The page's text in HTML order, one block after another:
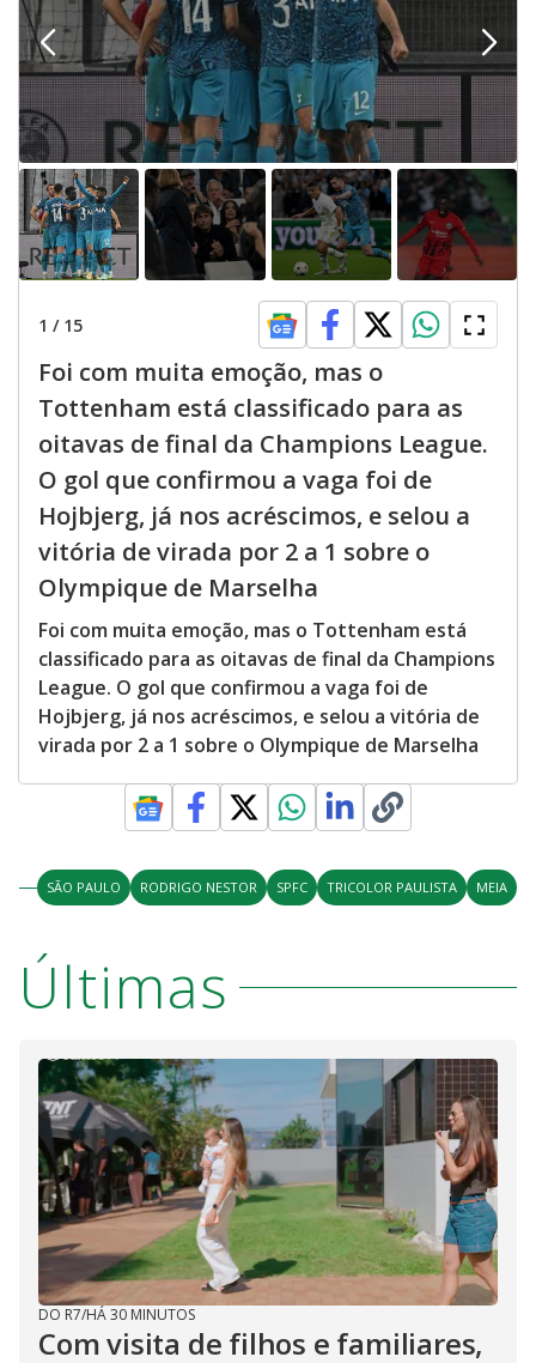
1 / 15
Foi com muita emoção, mas o
Tottenham está classificado para as
oitavas de final da Champions League.
O gol que confirmou a vaga foi de
Hojbjerg, já nos acréscimos, e selou a
vitória de virada por 2 a 1 sobre o
Olympique de Marselha
Foi com muita emoção, mas o Tottenham está
classificado para as oitavas de final da Champions
League. O gol que confirmou a vaga foi de
Hojbjerg, já nos acréscimos, e selou a vitória de
virada por 2 a 1 sobre o Olympique de Marselha
SÃO PAULO RODRIGO NESTOR SPFC TRICOLOR PAULISTA MEIA
Últimas
DO R7/HÁ 30 MINUTOS
Com visita de filhos e familiares,